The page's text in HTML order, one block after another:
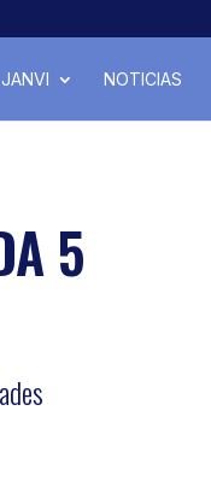
NOTICIAS
5